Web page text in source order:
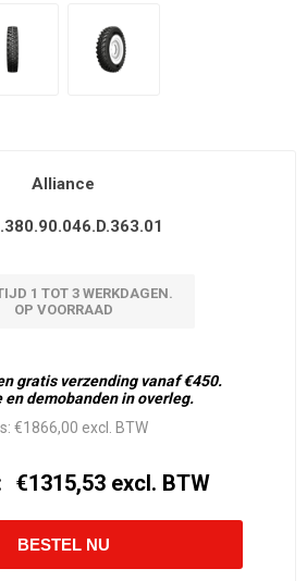
Alliance
1 TOT 3 WERKDAGEN.
OP VOORRAAD
gratis verzending vanaf €450.
en demobanden in overleg.
€1866,00 excl. BTW
€1315,53 excl. BTW